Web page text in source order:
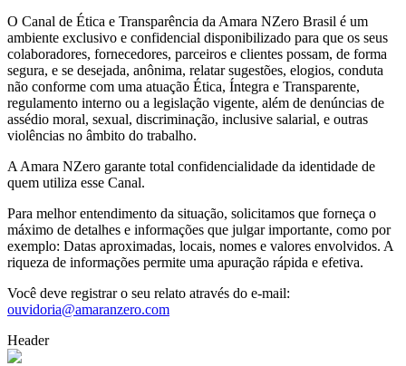
O Canal de Ética e Transparência da Amara NZero Brasil é um
ambiente exclusivo e confidencial disponibilizado para que os seus
colaboradores, fornecedores, parceiros e clientes possam, de forma
segura, e se desejada, anônima, relatar sugestões, elogios, conduta
não conforme com uma atuação Ética, Íntegra e Transparente,
regulamento interno ou a legislação vigente, além de denúncias de
assédio moral, sexual, discriminação, inclusive salarial, e outras
violências no âmbito do trabalho.
A Amara NZero garante total confidencialidade da identidade de
quem utiliza esse Canal.
Para melhor entendimento da situação, solicitamos que forneça o
máximo de detalhes e informações que julgar importante, como por
exemplo: Datas aproximadas, locais, nomes e valores envolvidos. A
riqueza de informações permite uma apuração rápida e efetiva.
Você deve registrar o seu relato através do e-mail:
ouvidoria@amaranzero.com
Header